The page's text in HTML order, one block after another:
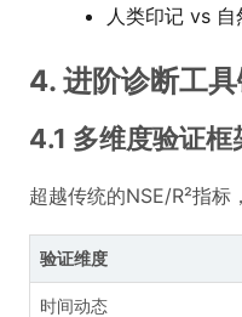
人类印记 vs 自
4. 进阶诊断工
4.1 多维度验证框
超越传统的NSE/R²指标
验证维度
时间动态